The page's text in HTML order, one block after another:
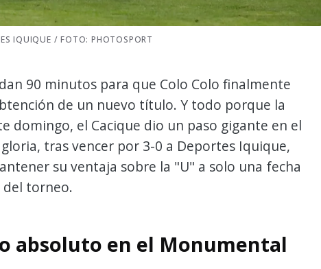
IQUIQUE / FOTO: PHOTOSPORT
90 minutos para que Colo Colo finalmente
de un nuevo título. Y todo porque la
domingo, el Cacique dio un paso gigante en el
tras vencer por 3-0 a Deportes Iquique,
su ventaja sobre la "U" a solo una fecha
torneo.
absoluto en el Monumental